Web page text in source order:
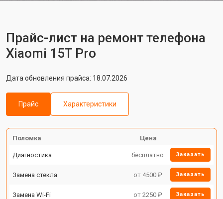
Прайс-лист на ремонт телефона
Xiaomi 15T Pro
Дата обновления прайса: 18.07.2026
Прайс Характеристики
Поломка Цена
Диагностика бесплатно Заказать
Замена стекла от 4500 ₽ Заказать
Замена Wi-Fi от 2250 ₽ Заказать